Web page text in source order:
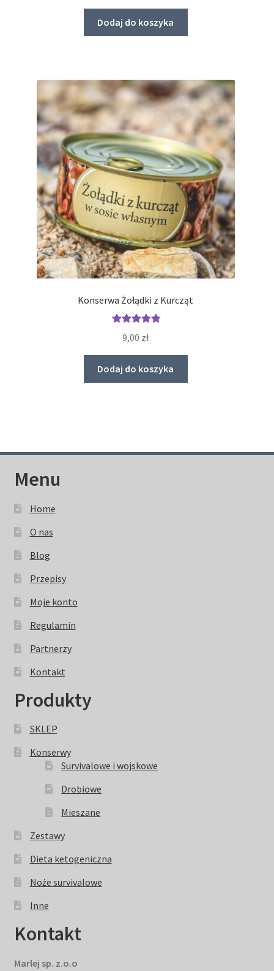
Dodaj do koszyka
Konserwa Żołądki z Kurcząt
5.00
9,00 zł
Dodaj do koszyka
Menu
Home
O nas
Blog
Przepisy
Moje konto
Regulamin
Partnerzy
Kontakt
Produkty
SKLEP
Konserwy
Survivalowe i wojskowe
Drobiowe
Mieszane
Zestawy
Dieta ketogeniczna
Noże survivalowe
Inne
Kontakt
Marlej sp. z.o.o